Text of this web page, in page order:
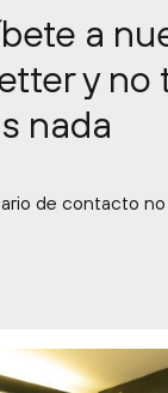
a
y no
nada
de contacto no